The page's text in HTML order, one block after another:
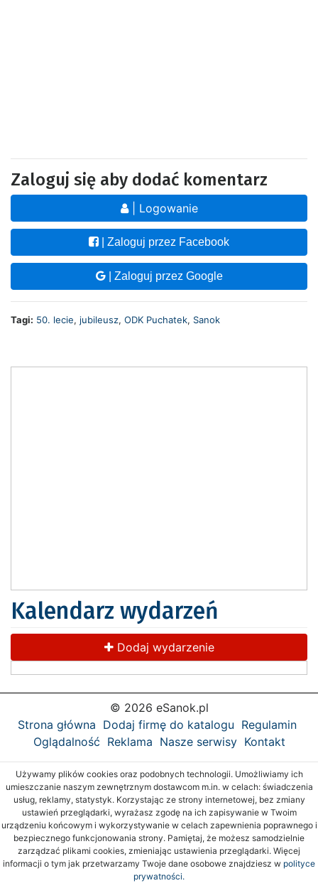
Zaloguj się aby dodać komentarz
| Logowanie
| Zaloguj przez Facebook
| Zaloguj przez Google
Tagi: 50. lecie, jubileusz, ODK Puchatek, Sanok
Kalendarz wydarzeń
Dodaj wydarzenie
© 2026 eSanok.pl
Strona główna Dodaj firmę do katalogu Regulamin
Oglądalność Reklama Nasze serwisy Kontakt
Używamy plików cookies oraz podobnych technologii. Umożliwiamy ich
umieszczanie naszym zewnętrznym dostawcom m.in. w celach: świadczenia
usług, reklamy, statystyk. Korzystając ze strony internetowej, bez zmiany
ustawień przeglądarki, wyrażasz zgodę na ich zapisywanie w Twoim
urządzeniu końcowym i wykorzystywanie w celach zapewnienia poprawnego i
bezpiecznego funkcjonowania strony. Pamiętaj, że możesz samodzielnie
zarządzać plikami cookies, zmieniając ustawienia przeglądarki. Więcej
informacji o tym jak przetwarzamy Twoje dane osobowe znajdziesz w polityce
prywatności.